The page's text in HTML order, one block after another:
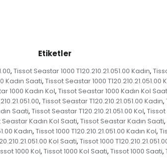
Etiketler
, Tissot Seastar 1000 T120.210.21.051.00 Kadın,
Kadın Saati, Tissot Seastar 1000 T120.210.21.051.00
1000 Kadın Kol, Tissot Seastar 1000 Kadın Kol
, Tissot Seastar T120.210.21.051.00 Kadın,
Saati, Tissot Seastar T120.210.21.051.00 Kol, Tissot
Seastar Kadın Kol Saati, Tissot Seastar Kadın Saati,
Kadın, Tissot 1000 T120.210.21.051.00 Kadın Kol,
Kol Saati, Tissot 1000
1000 Kol, Tissot 1000 Kol Saati, Tissot 1000 Saati,